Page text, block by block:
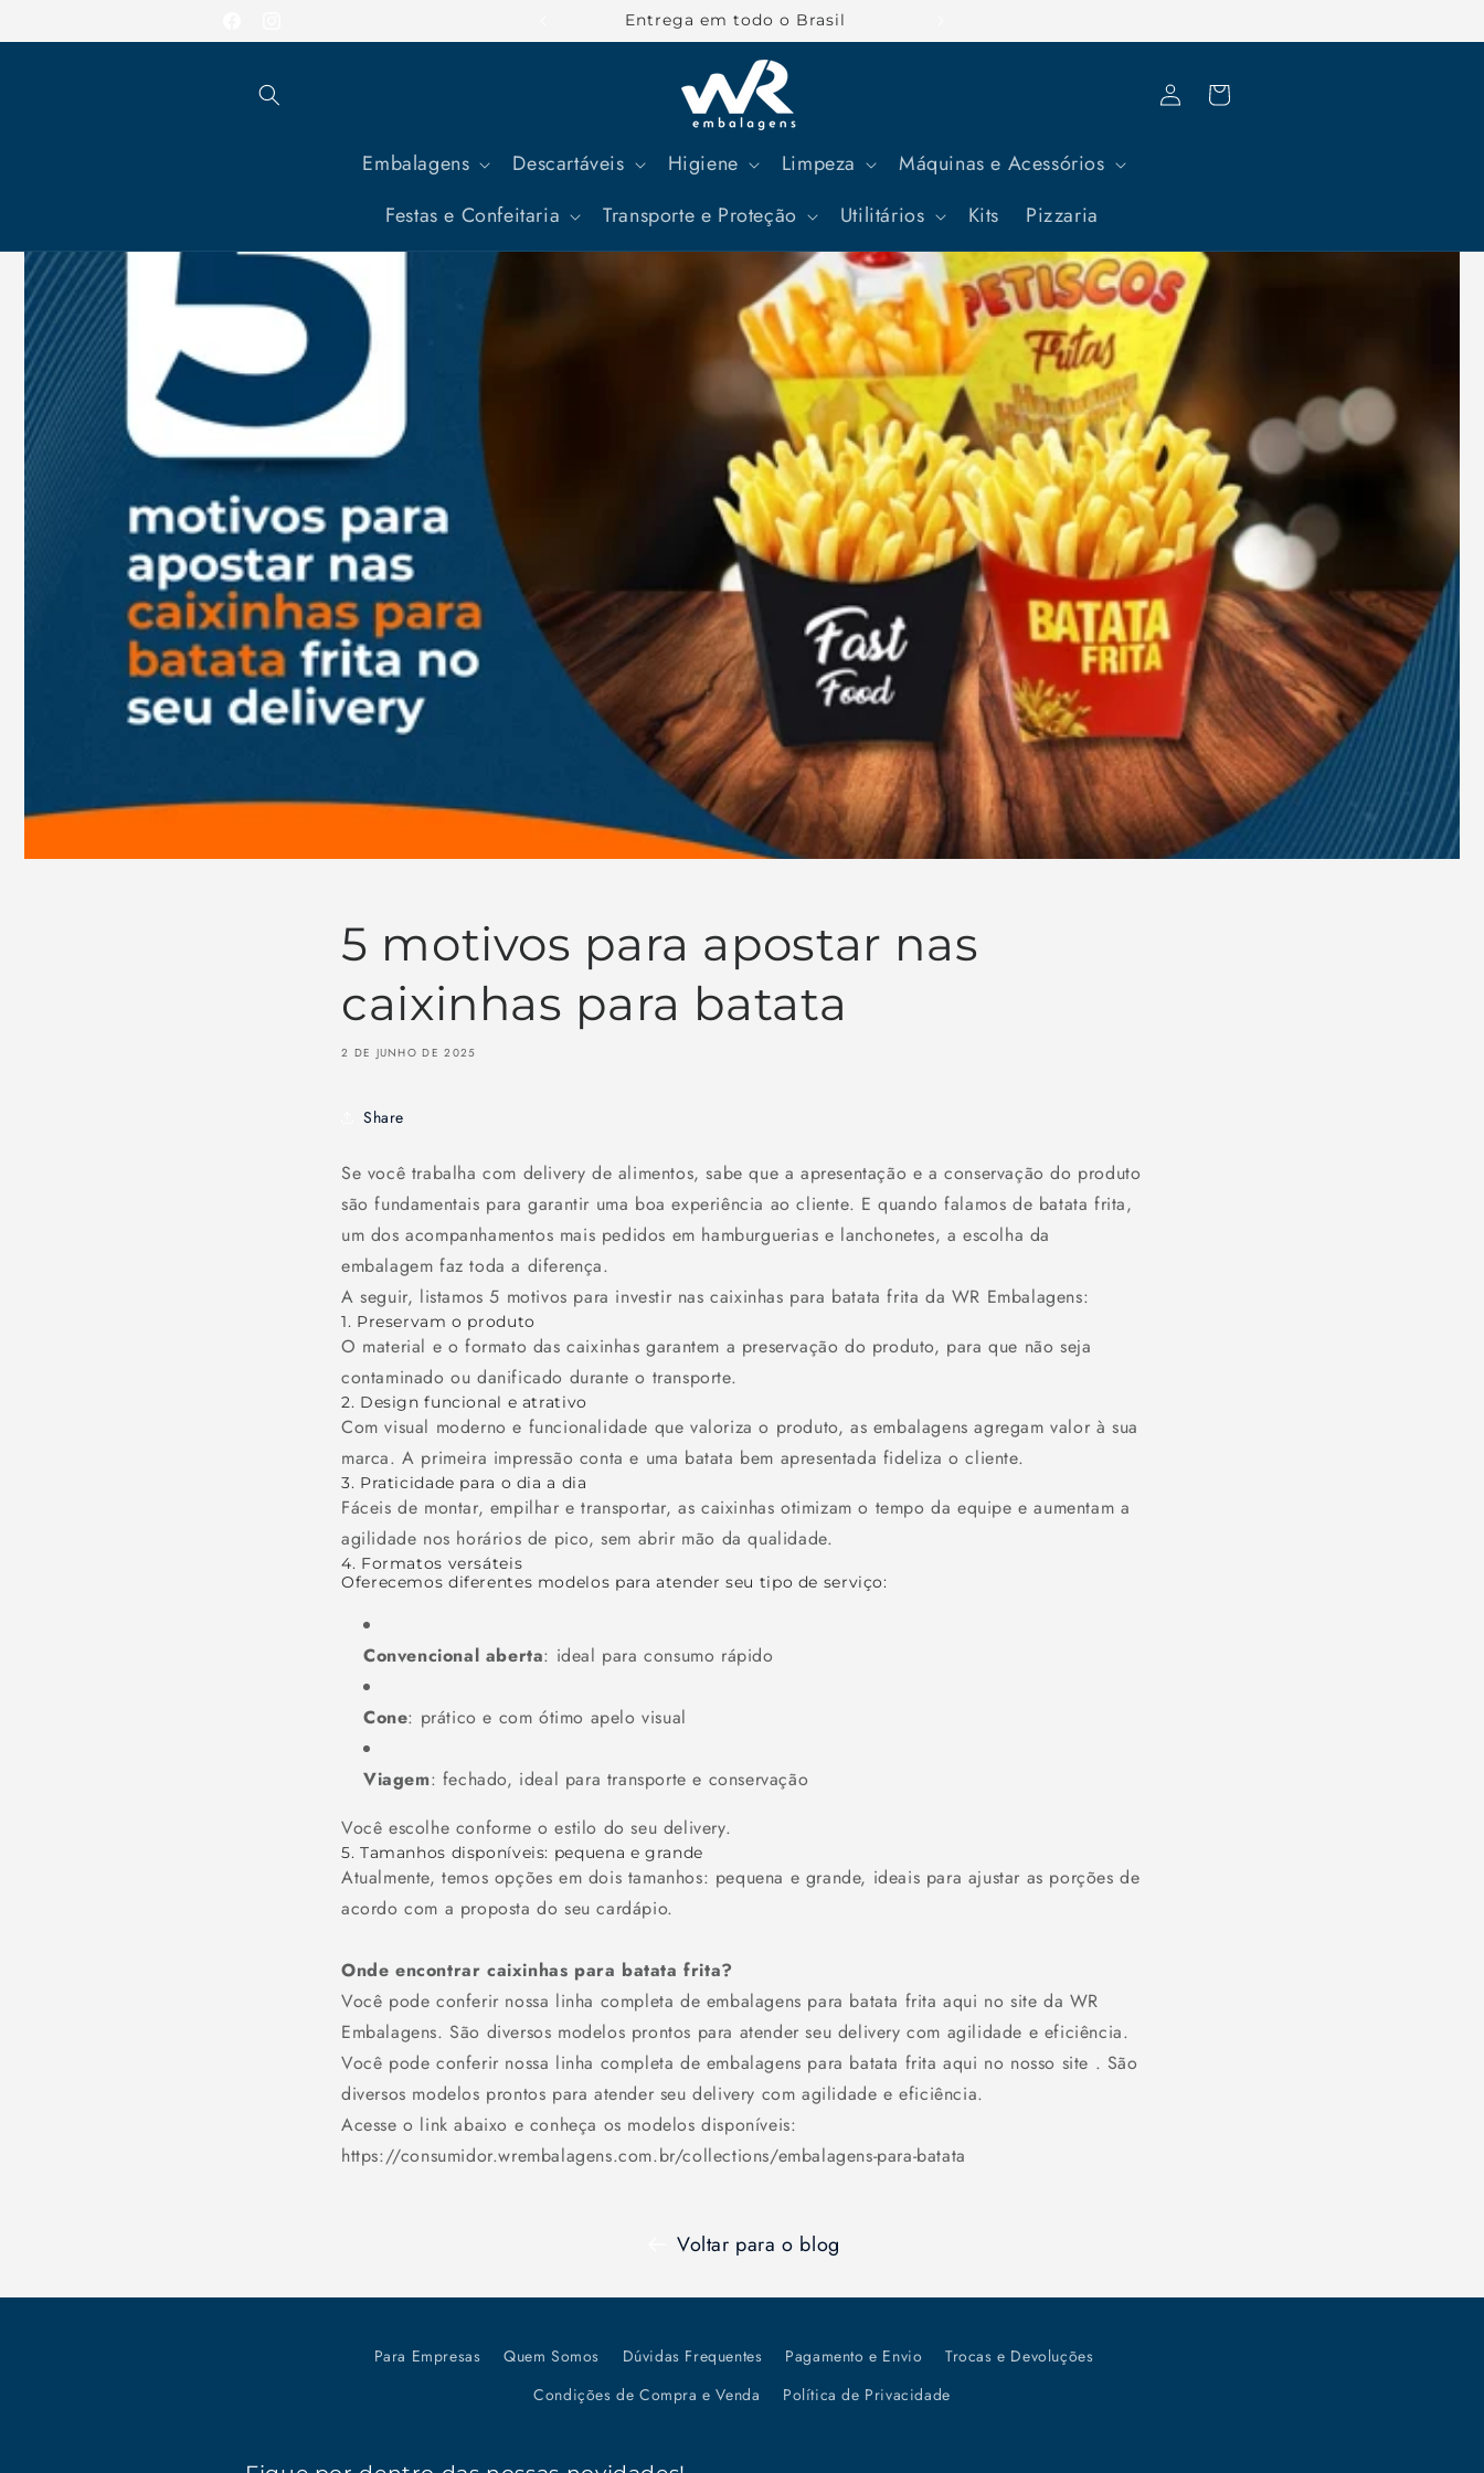
conteúdo
Parcele suas compras em até 12x
Embalagens Descartáveis Higiene Limpeza
Máquinas e Acessórios
Festas e Confeitaria
Transporte e Proteção Utilitários Kits Pizzaria
Fazer
login
Carrinho
5 motivos para apostar nas
caixinhas para batata
2 DE JUNHO DE 2025
Share
Se você trabalha com delivery de alimentos, sabe que a apresentação e a conservação do produto
são fundamentais para garantir uma boa experiência ao cliente. E quando falamos de batata frita,
um dos acompanhamentos mais pedidos em hamburguerias e lanchonetes, a escolha da
embalagem faz toda a diferença.
A seguir, listamos 5 motivos para investir nas caixinhas para batata frita da WR Embalagens:
1. Preservam o produto
O material e o formato das caixinhas garantem a preservação do produto, para que não seja
contaminado ou danificado durante o transporte.
2. Design funcional e atrativo
Com visual moderno e funcionalidade que valoriza o produto, as embalagens agregam valor à sua
marca. A primeira impressão conta e uma batata bem apresentada fideliza o cliente.
3. Praticidade para o dia a dia
Fáceis de montar, empilhar e transportar, as caixinhas otimizam o tempo da equipe e aumentam a
agilidade nos horários de pico, sem abrir mão da qualidade.
4. Formatos versáteis
Oferecemos diferentes modelos para atender seu tipo de serviço:
Convencional aberta: ideal para consumo rápido
Cone: prático e com ótimo apelo visual
Viagem: fechado, ideal para transporte e conservação
Você escolhe conforme o estilo do seu delivery.
5. Tamanhos disponíveis: pequena e grande
Atualmente, temos opções em dois tamanhos: pequena e grande, ideais para ajustar as porções de
acordo com a proposta do seu cardápio.
Onde encontrar caixinhas para batata frita?
Você pode conferir nossa linha completa de embalagens para batata frita aqui no site da WR
Embalagens. São diversos modelos prontos para atender seu delivery com agilidade e eficiência.
Você pode conferir nossa linha completa de embalagens para batata frita aqui no nosso site . São
diversos modelos prontos para atender seu delivery com agilidade e eficiência.
Acesse o link abaixo e conheça os modelos disponíveis:
https://consumidor.wrembalagens.com.br/collections/embalagens-para-batata
Voltar para o blog
Para Empresas Quem Somos Dúvidas Frequentes Pagamento e Envio
Trocas e Devoluções
Condições de Compra e Venda
Política de Privacidade